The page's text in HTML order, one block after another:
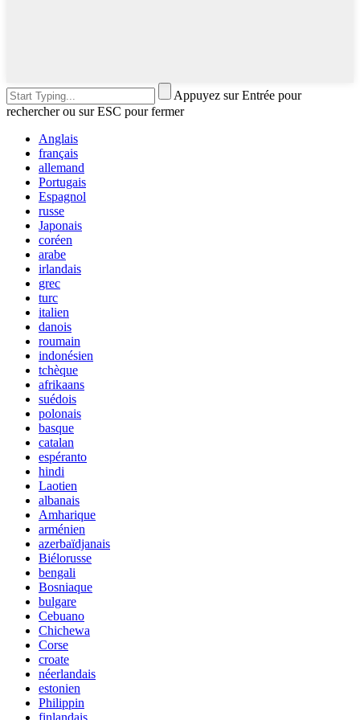
Appuyez sur Entrée pour
rechercher ou sur ESC pour fermer
Anglais
français
allemand
Portugais
Espagnol
russe
Japonais
coréen
arabe
irlandais
grec
turc
italien
danois
roumain
indonésien
tchèque
afrikaans
suédois
polonais
basque
catalan
espéranto
hindi
Laotien
albanais
Amharique
arménien
azerbaïdjanais
Biélorusse
bengali
Bosniaque
bulgare
Cebuano
Chichewa
Corse
croate
néerlandais
estonien
Philippin
finlandais